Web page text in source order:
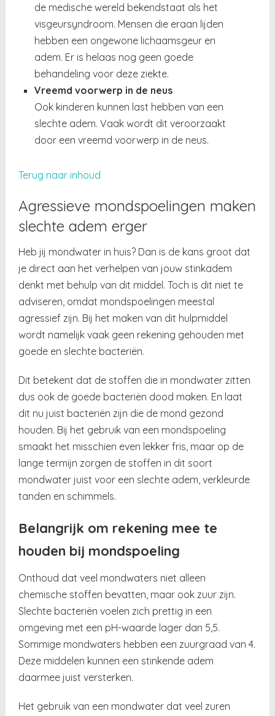
de medische wereld bekendstaat als het
visgeursyndroom. Mensen die eraan lijden
hebben een ongewone lichaamsgeur en
adem. Er is helaas nog geen goede
behandeling voor deze ziekte.
Vreemd voorwerp in de neus
Ook kinderen kunnen last hebben van een
slechte adem. Vaak wordt dit veroorzaakt
door een vreemd voorwerp in de neus.
Terug naar inhoud
Agressieve mondspoelingen maken
slechte adem erger
Heb jij mondwater in huis? Dan is de kans groot dat
je direct aan het verhelpen van jouw stinkadem
denkt met behulp van dit middel. Toch is dit niet te
adviseren, omdat mondspoelingen meestal
agressief zijn. Bij het maken van dit hulpmiddel
wordt namelijk vaak geen rekening gehouden met
goede en slechte bacteriën.
Dit betekent dat de stoffen die in mondwater zitten
dus ook de goede bacteriën dood maken. En laat
dit nu juist bacteriën zijn die de mond gezond
houden. Bij het gebruik van een mondspoeling
smaakt het misschien even lekker fris, maar op de
lange termijn zorgen de stoffen in dit soort
mondwater juist voor een slechte adem, verkleurde
tanden en schimmels.
Belangrijk om rekening mee te
houden bij mondspoeling
Onthoud dat veel mondwaters niet alleen
chemische stoffen bevatten, maar ook zuur zijn.
Slechte bacteriën voelen zich prettig in een
omgeving met een pH-waarde lager dan 5,5.
Sommige mondwaters hebben een zuurgraad van 4.
Deze middelen kunnen een stinkende adem
daarmee juist versterken.
Het gebruik van een mondwater dat veel zuren